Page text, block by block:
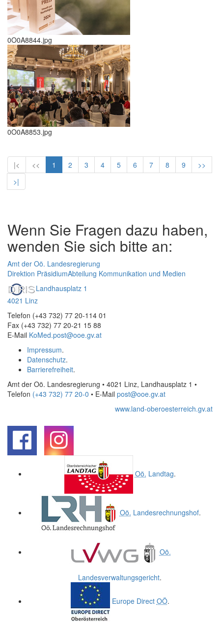
0O0A8844.jpg
0O0A8853.jpg
|< << 1 2 3 4 5 6 7 8 9
>>
>|
Wenn Sie Fragen dazu haben,
wenden Sie sich bitte an:
Amt der Oö. Landesregierung
Direktion PräsidiumAbteilung Kommunikation und Medien
Landhausplatz 1
4021 Linz
Telefon (+43 732) 77 20-114 01
Fax (+43 732) 77 20-21 15 88
E-Mail KoMed.post@ooe.gv.at
Impressum.
Datenschutz.
Barrierefreiheit.
Amt der Oö. Landesregierung • 4021 Linz, Landhausplatz 1 •
Telefon (+43 732) 77 20-0 • E-Mail post@ooe.gv.at
www.land-oberoesterreich.gv.at
Oö. Landtag.
Oö. Landesrechnungshof.
Oö.
Landesverwaltungsgericht.
Europe Direct OÖ.